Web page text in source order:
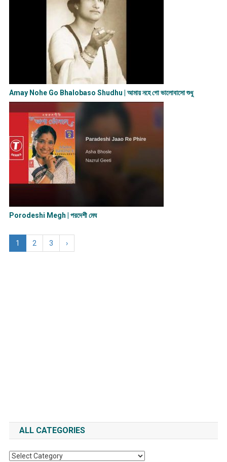
Amay Nohe Go Bhalobaso Shudhu | আমায় নহে গো ভালোবাসো শুধু
Porodeshi Megh | পরদেশী মেঘ
1 2 3 ›
ALL CATEGORIES
All